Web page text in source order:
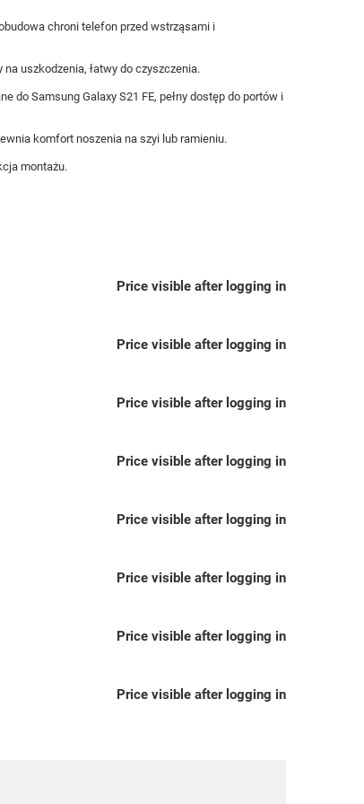
chroni telefon przed wstrząsami i
uszkodzenia, łatwy do czyszczenia.
do Samsung Galaxy S21 FE, pełny dostęp do portów i
komfort noszenia na szyi lub ramieniu.
montażu.
Price visible after logging in
Price visible after logging in
Price visible after logging in
Price visible after logging in
Price visible after logging in
Price visible after logging in
Price visible after logging in
Price visible after logging in